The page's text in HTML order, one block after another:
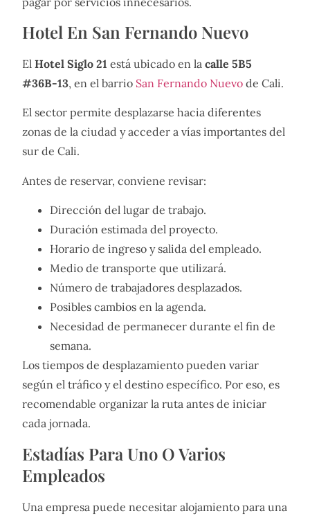
Hotel En San Fernando Nuevo
El Hotel Siglo 21 está ubicado en la calle 5B5
#36B-13, en el barrio San Fernando Nuevo de Cali.
El sector permite desplazarse hacia diferentes
zonas de la ciudad y acceder a vías importantes del
sur de Cali.
Antes de reservar, conviene revisar:
Dirección del lugar de trabajo.
Duración estimada del proyecto.
Horario de ingreso y salida del empleado.
Medio de transporte que utilizará.
Número de trabajadores desplazados.
Posibles cambios en la agenda.
Necesidad de permanecer durante el fin de
semana.
Los tiempos de desplazamiento pueden variar
según el tráfico y el destino específico. Por eso, es
recomendable organizar la ruta antes de iniciar
cada jornada.
Estadías Para Uno O Varios
Empleados
Una empresa puede necesitar alojamiento para una